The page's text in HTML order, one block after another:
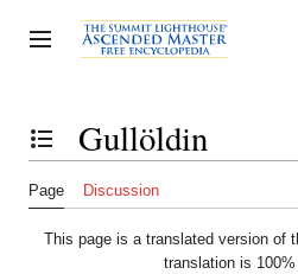
to
content
Toggle sidebar
Toggle the table of contentsGullöldin
Page Discussion
This page is a translated version of
translation is